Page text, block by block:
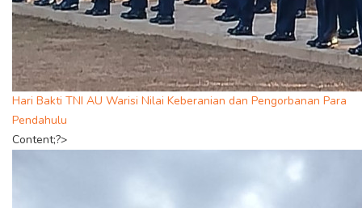
Hari Bakti TNI AU Warisi Nilai Keberanian dan Pengorbanan Para
Pendahulu
Content;?>